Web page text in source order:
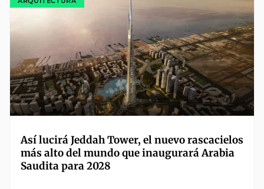
Así lucirá Jeddah Tower, el nuevo rascacielos
más alto del mundo que inaugurará Arabia
Saudita para 2028